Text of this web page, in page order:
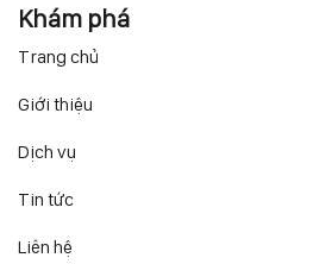
Khám phá
Trang chủ
Giới thiệu
Dịch vụ
Tin tức
Liên hệ